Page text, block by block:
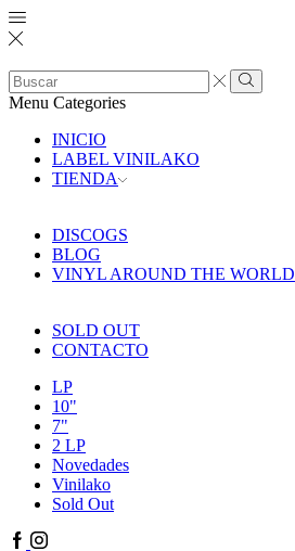
Search
input
Search
Menu Categories
INICIO
LABEL VINILAKO
TIENDA
DISCOGS
BLOG
VINYL AROUND THE WORLD
SOLD OUT
CONTACTO
LP
10"
7"
2 LP
Novedades
Vinilako
Sold Out
Facebook
Instagram